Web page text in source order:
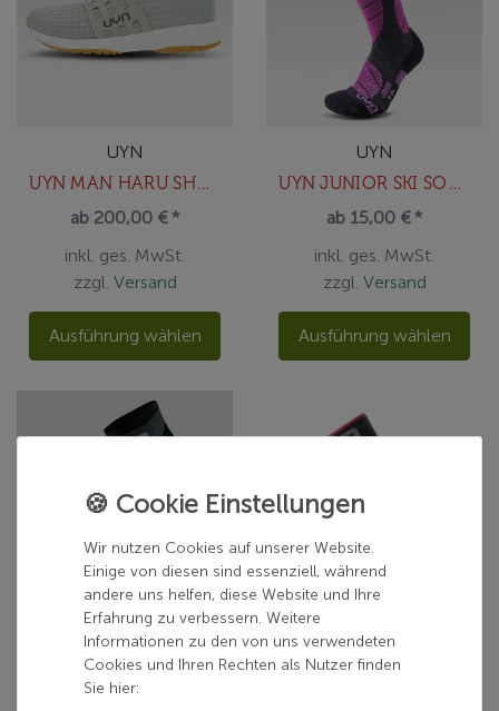
UYN
UYN MAN HARU SHOES
ab 200,00 € *
inkl. ges. MwSt.
zzgl. Versand
Ausführung wählen
UYN
UYN JUNIOR SKI SOCKS
ab 15,00 € *
inkl. ges. MwSt.
zzgl. Versand
Ausführung wählen
UYN
UYN MAN RUNNER'S ONE SOCKS
ab 18,00 € *
UYN
Wir nutzen Cookies auf unserer Website.
Einige von diesen sind essenziell, während
andere uns helfen, diese Website und Ihre
Erfahrung zu verbessern. Weitere
Informationen zu den von uns verwendeten
Cookies und Ihren Rechten als Nutzer finden
Sie hier: